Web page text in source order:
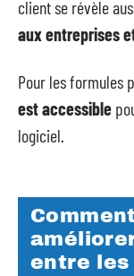
client se révèle
aux entreprises
Pour les formules
est accessible
logiciel.
entre les